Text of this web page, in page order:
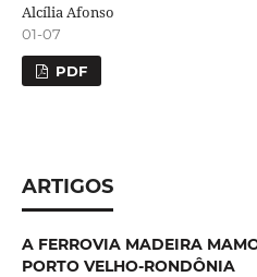
Alcília Afonso
01-07
PDF
ARTIGOS
A FERROVIA MADEIRA
PORTO VELHO-RONDÔNIA